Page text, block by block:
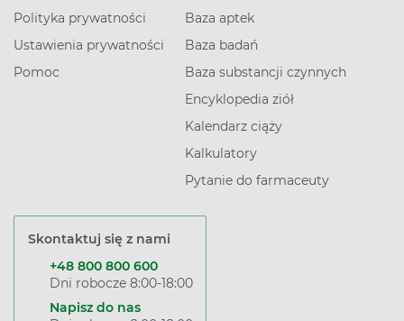
Polityka prywatności
Ustawienia prywatności
Pomoc
Baza aptek
Baza badań
Baza substancji czynnych
Encyklopedia ziół
Kalendarz ciąży
Kalkulatory
Pytanie do farmaceuty
Skontaktuj się z nami
+48 800 800 600
Dni robocze 8:00-18:00
Napisz do nas